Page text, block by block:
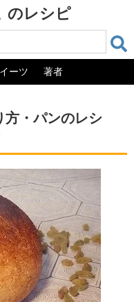
のレシピ
ーツ 著者
方・パンのレシ